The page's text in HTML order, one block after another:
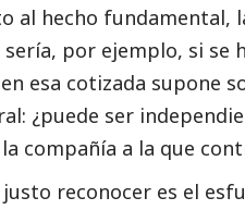
al hecho fundamental,
por ejemplo, si se
esa cotizada supone
¿puede ser
compañía a la que
reconocer es el